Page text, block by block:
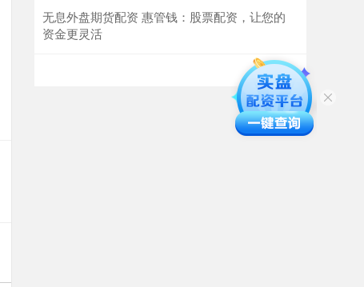
无息外盘期货配资 惠管钱：股票配资，让您的
资金更灵活